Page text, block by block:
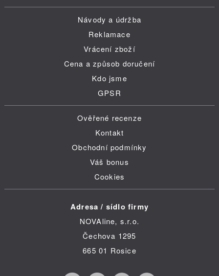
Návody a údržba
Reklamace
Vrácení zboží
Cena a způsob doručení
Kdo jsme
GPSR
Ověřené recenze
Kontakt
Obchodní podmínky
Váš bonus
Cookies
Adresa / sídlo firmy
NOVAline, s.r.o.
Čechova 1295
665 01 Rosice